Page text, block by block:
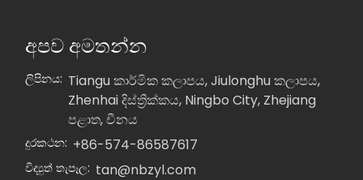
අපව අමතන්න
ලිපිනය: Tiangu කාර්මික කලාපය, Jiulonghu කලාපය,
Zhenhai දිස්ත්‍රික්කය, Ningbo City, Zhejiang
පළාත, චීනය
දුරකථන: +86-574-86587617
විද්‍යුත් තැපෑල: tan@nbzyl.com